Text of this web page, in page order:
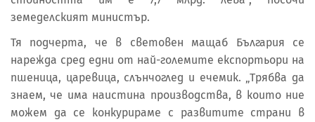
земеделският министър.
Тя подчерта, че в световен мащаб България се
нарежда сред едни от най-големите експортьори на
пшеница, царевица, слънчоглед и ечемик. „Трябва да
знаем, че има наистина производства, в които ние
можем да се конкурираме с развитите страни в